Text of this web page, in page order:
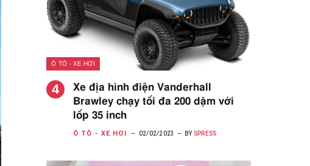
Ô TÔ - XE HƠI
Xe địa hình điện Vanderhall
Brawley chạy tối đa 200 dặm với
lốp 35 inch
Ô TÔ - XE HƠI 02/02/2023 BY SPRESS